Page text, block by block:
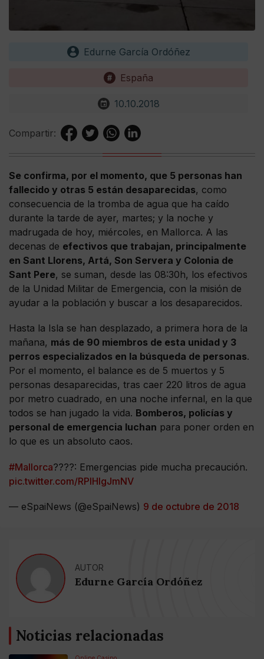
Edurne García Ordóñez
España
10.10.2018
Compartir:
Se confirma, por el momento, que 5 personas han
fallecido y otras 5 están desaparecidas, como
consecuencia de la tromba de agua que ha caído
durante la tarde de ayer, martes; y la noche y
madrugada de hoy, miércoles, en Mallorca. A las
decenas de efectivos que trabajan, principalmente
en Sant Llorens, Artá, Son Servera y Colonia de
Sant Pere, se suman, desde las 08:30h, los efectivos
de la Unidad Militar de Emergencia, con la misión de
ayudar a la población y buscar a los desaparecidos.
Hasta la Isla se han desplazado, a primera hora de la
mañana, más de 90 miembros de esta unidad y 3
perros especializados en la búsqueda de personas.
Por el momento, el balance es de 5 muertos y 5
personas desaparecidas, tras caer 220 litros de agua
por metro cuadrado, en una noche infernal, en la que
todos se han jugado la vida. Bomberos, policías y
personal de emergencia luchan para poner orden en
lo que es un absoluto caos.
#Mallorca????: Emergencias pide mucha precaución.
pic.twitter.com/RPIHIgJmNV
— eSpaiNews (@eSpaiNews) 9 de octubre de 2018
AUTOR
Edurne García Ordóñez
Noticias relacionadas